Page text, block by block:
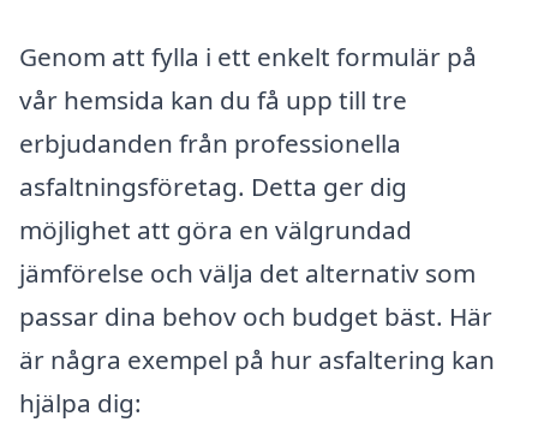
Genom att fylla i ett enkelt formulär på
vår hemsida kan du få upp till tre
erbjudanden från professionella
asfaltningsföretag. Detta ger dig
möjlighet att göra en välgrundad
jämförelse och välja det alternativ som
passar dina behov och budget bäst. Här
är några exempel på hur asfaltering kan
hjälpa dig: